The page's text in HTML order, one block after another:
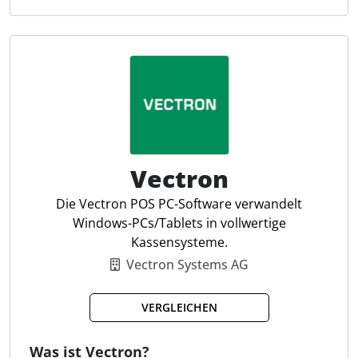
Funktionen wie Rezept- und Abfallmanagement
reduzieren die Lebensmittelverschwendung,
während die integrierte Schichtplanung die
Einzelaufzeichnungen automatisiert an DATEV
entscheidende Vorteile durch umfassende
Datenverwaltung und fundierte Entscheidungshilfen
auf Basis von Echtzeit-Geschäftsdaten.
Schichtplanung
Partner-API-Zugang
Detailliertes Reporting
Flexible Rechnungsstellung
Vectron
Die Vectron POS PC-Software verwandelt
Windows-PCs/Tablets in vollwertige
Kassensysteme.
Vectron Systems AG
VERGLEICHEN
Was ist Vectron?